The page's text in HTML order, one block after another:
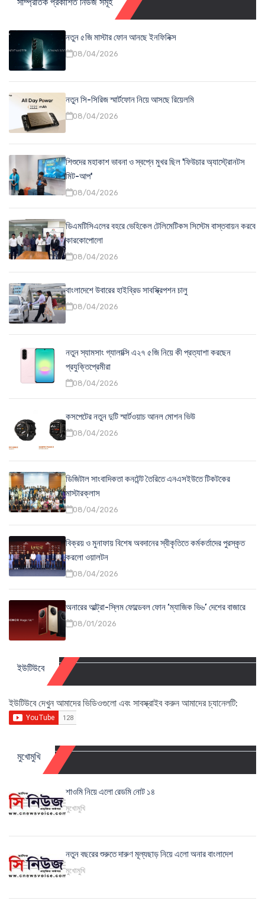
নতুন ৫জি মাস্টার ফোন আনছে ইনফিনিক্স
08/04/2026
নতুন সি-সিরিজ স্মার্টফোন নিয়ে আসছে রিয়েলমি
08/04/2026
শিশুদের মহাকাশ ভাবনা ও স্বপ্নে মুখর ছিল 'ফিউচার অ্যাস্ট্রোনটস
মিট-আপ'
08/04/2026
ডিএমটিসিএলের বহরে ভেহিকেল টেলিমেটিকস সিস্টেম বাস্তবায়ন করবে
কারকোপোলো
08/04/2026
বাংলাদেশে উবারের হাইব্রিড সাবস্ক্রিপশন চালু
08/04/2026
নতুন স্যামসাং গ্যালাক্সি এ২৭ ৫জি নিয়ে কী প্রত্যাশা করছেন
প্রযুক্তিপ্রেমীরা
08/04/2026
কসপেটের নতুন দুটি স্মার্টওয়াচ আনল মোশন ভিউ
08/04/2026
ডিজিটাল সাংবাদিকতা কনটেন্ট তৈরিতে এনএসইউতে টিকটকের
মাস্টারক্লাস
08/04/2026
বিক্রয় ও মুনাফায় বিশেষ অবদানের স্বীকৃতিতে কর্মকর্তাদের পুরস্কৃত
করলো ওয়ালটন
08/04/2026
অনারের আল্ট্রা-স্লিম ফোল্ডেবল ফোন ‘ম্যাজিক ভি৬’ দেশের বাজারে
08/01/2026
ইউটিউবে
ইউটিউবে দেখুন আমাদের ভিডিওগুলো এবং সাবস্ক্রাইব করুন আমাদের চ্যানেলটি:
মুখোমুখি
শাওমি নিয়ে এলো রেডমি নোট ১৪
মুখোমুখি
নতুন বছরের শুরুতে দারুণ মূল্যছাড় নিয়ে এলো অনার বাংলাদেশ
মুখোমুখি